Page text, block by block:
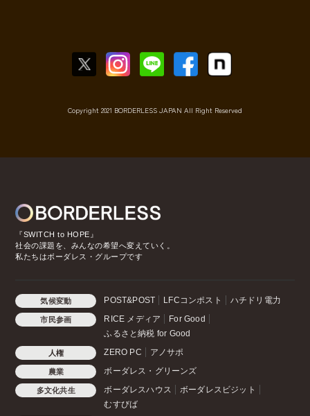
Copyright 2021 BORDERLESS JAPAN All Right Reserved
『SWITCH to HOPE』
社会の課題を、みんなの希望へ変えていく。
私たちはボーダレス・グループです
気候変動 POST&POST LFCコンポスト ハチドリ電力
市民参画 RICE メディア
For Good
ふるさと納税 for Good
人権 ZERO PC アノサポ
農業 ボーダレス・グリーンズ
多文化共生 ボーダレスハウス
ボーダレスビジット
むすびば